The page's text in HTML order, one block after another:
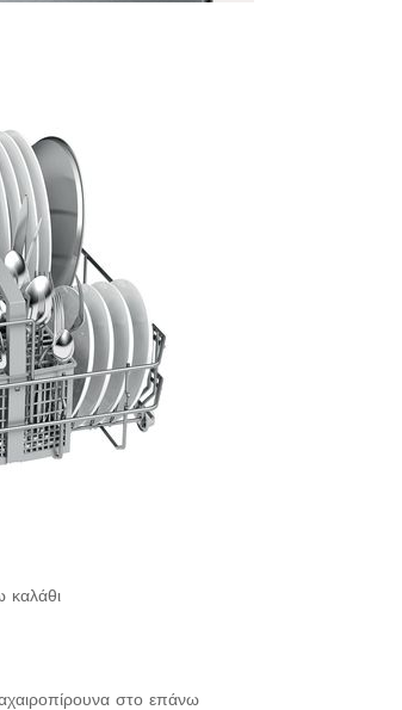
καλάθι
στο επάνω